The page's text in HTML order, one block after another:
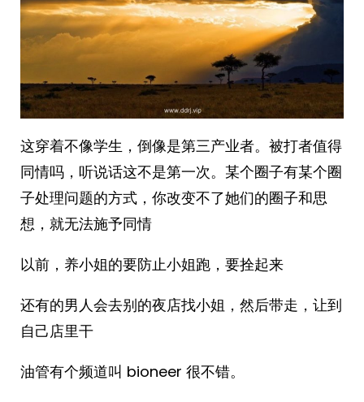
这穿着不像学生，倒像是第三产业者。被打者值得
同情吗，听说话这不是第一次。某个圈子有某个圈
子处理问题的方式，你改变不了她们的圈子和思
想，就无法施予同情
以前，养小姐的要防止小姐跑，要拴起来
还有的男人会去别的夜店找小姐，然后带走，让到
自己店里干
油管有个频道叫 bioneer 很不错。